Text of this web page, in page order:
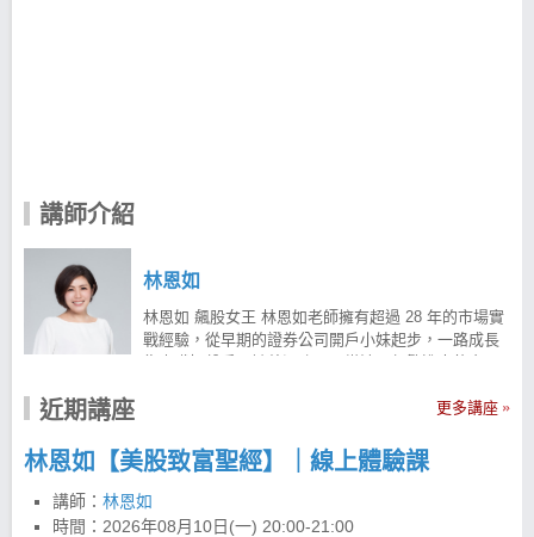
講師介紹
林恩如
林恩如 飆股女王 林恩如老師擁有超過 28 年的市場實
戰經驗，從早期的證券公司開戶小妹起步，一路成長
為專職操盤手。她曾深陷天天當沖、頻繁進出的交易
面臨慘賠。 在痛定思痛後，她透過大量閱讀與實戰反
「超簡單投資法」。 投資理財教育不能等 投資理財是
人生重要課題，但真實市場與學校課本上的經濟學往
往截然不同。為了幫助更多投資人用對方法、改善財
務問題，林恩如老師以自身 28 年真金白銀的市場實戰
近期講座
林恩如【美股致富聖經】｜線上體驗課
講師： 林恩如
時間： 2026年08月10日(一) 20:00-21:00
更多講座